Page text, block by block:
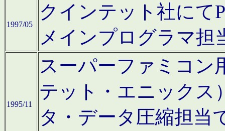
1997/05
クインテット社にて
メインプログラマ担
1995/11
スーパーファミコン
テット・エニックス
タ・データ圧縮担当